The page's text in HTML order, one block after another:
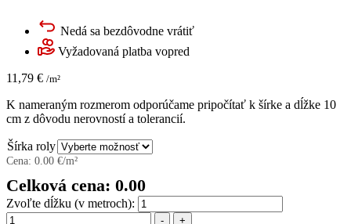
Nedá sa bezdôvodne vrátiť
Vyžadovaná platba vopred
11,79 € /m²
K nameraným rozmerom odporúčame pripočítať k šírke a dĺžke 10
cm z dôvodu nerovností a tolerancií.
Šírka roly
Cena: 0.00 €/m²
Celková cena: 0.00
Zvoľte dĺžku (v metroch):
Množstvo
-
+